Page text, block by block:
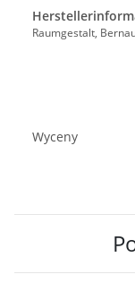
Raumgestalt,
Wyceny